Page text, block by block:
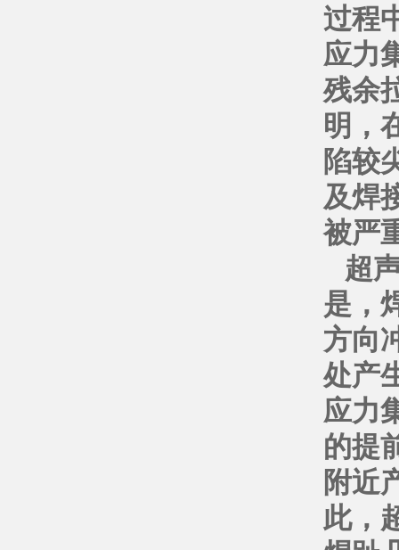
过程
应力
残余
明，
陷较
及焊
被严
超
是，
方向
处产
应力
的提
附近
此，